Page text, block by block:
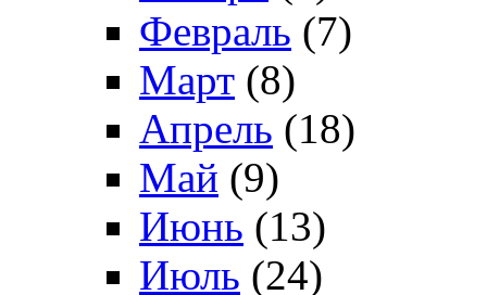
Февраль (7)
Март (8)
Апрель (18)
Май (9)
Июнь (13)
Июль (24)